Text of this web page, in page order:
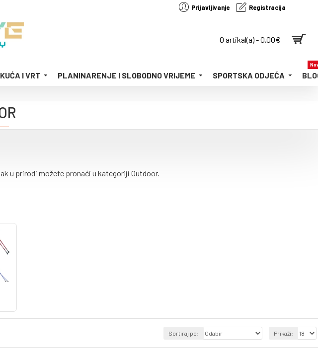
Prijavljivanje Registracija
0 artikal(a) - 0,00€
KUĆA I VRT PLANINARENJE I SLOBODNO VRIJEME SPORTSKA ODJEĆA
u prirodi možete pronaći u kategoriji Outdoor.
Sortiraj po: Prikaži: